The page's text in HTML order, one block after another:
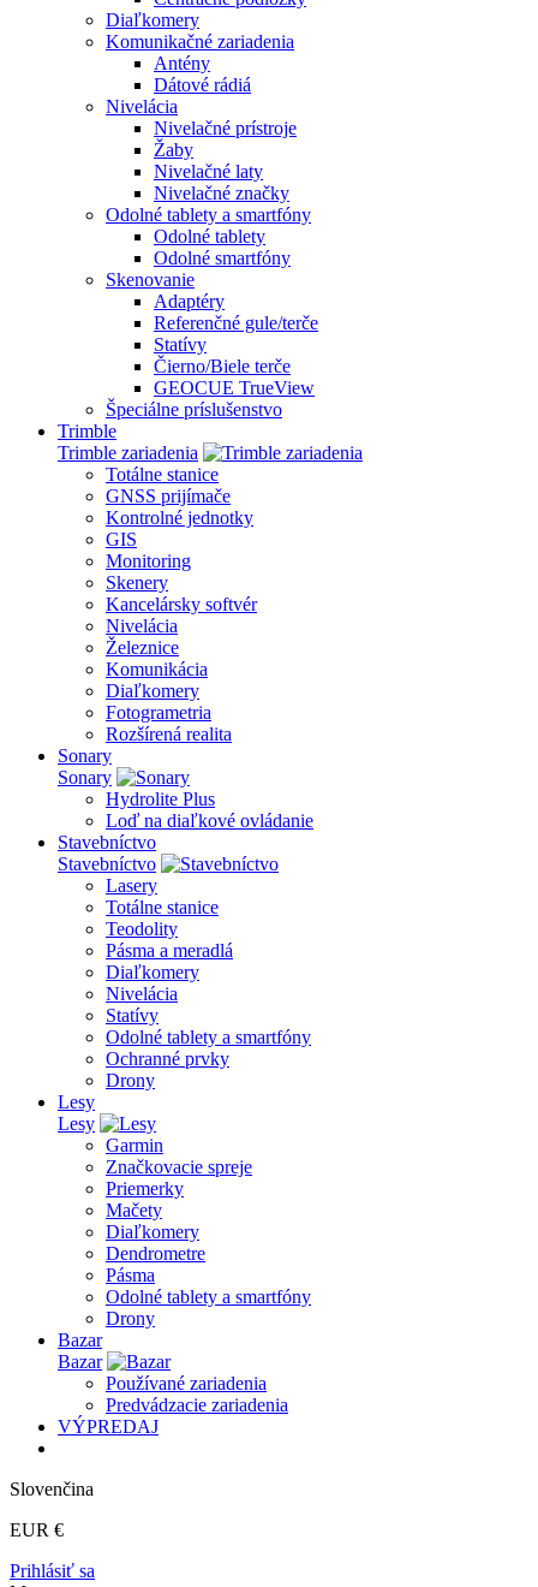
Diaľkomery
Komunikačné zariadenia
Antény
Dátové rádiá
Nivelácia
Nivelačné prístroje
Žaby
Nivelačné laty
Nivelačné značky
Odolné tablety a smartfóny
Odolné tablety
Odolné smartfóny
Skenovanie
Adaptéry
Referenčné gule/terče
Statívy
Čierno/Biele terče
GEOCUE TrueView
Špeciálne príslušenstvo
Trimble
Trimble zariadenia
Totálne stanice
GNSS prijímače
Kontrolné jednotky
GIS
Monitoring
Skenery
Kancelársky softvér
Nivelácia
Železnice
Komunikácia
Diaľkomery
Fotogrametria
Rozšírená realita
Sonary
Sonary
Hydrolite Plus
Loď na diaľkové ovládanie
Stavebníctvo
Stavebníctvo
Lasery
Totálne stanice
Teodolity
Pásma a meradlá
Diaľkomery
Nivelácia
Statívy
Odolné tablety a smartfóny
Ochranné prvky
Drony
Lesy
Lesy
Garmin
Značkovacie spreje
Priemerky
Mačety
Diaľkomery
Dendrometre
Pásma
Odolné tablety a smartfóny
Drony
Bazar
Bazar
Používané zariadenia
Predvádzacie zariadenia
VÝPREDAJ
Slovenčina
EUR €
Prihlásiť sa